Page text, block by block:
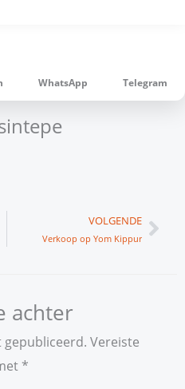
WhatsApp Telegram
VOLGENDE
Verkoop op Yom Kippur
achter
gepubliceerd. Vereiste
*